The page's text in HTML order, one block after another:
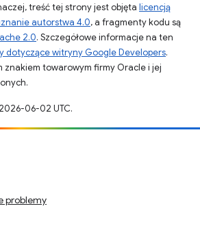
treść tej strony jest objęta licencją
autorstwa 4.0, a fragmenty kodu są
2.0. Szczegółowe informacje na ten
dotyczące witryny Google Developers.
znakiem towarowym firmy Oracle i jej
06-02 UTC.
problemy